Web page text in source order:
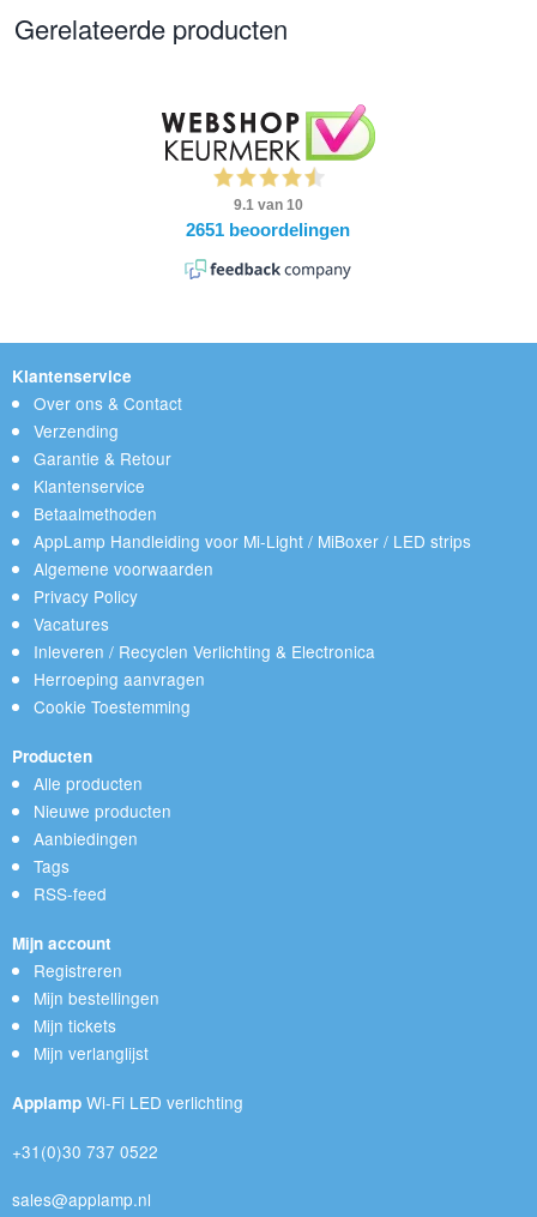
Gerelateerde producten
Klantenservice
Over ons & Contact
Verzending
Garantie & Retour
Klantenservice
Betaalmethoden
AppLamp Handleiding voor Mi-Light / MiBoxer / LED strips
Algemene voorwaarden
Privacy Policy
Vacatures
Inleveren / Recyclen Verlichting & Electronica
Herroeping aanvragen
Cookie Toestemming
Producten
Alle producten
Nieuwe producten
Aanbiedingen
Tags
RSS-feed
Mijn account
Registreren
Mijn bestellingen
Mijn tickets
Mijn verlanglijst
Applamp Wi-Fi LED verlichting
+31(0)30 737 0522
sales@applamp.nl